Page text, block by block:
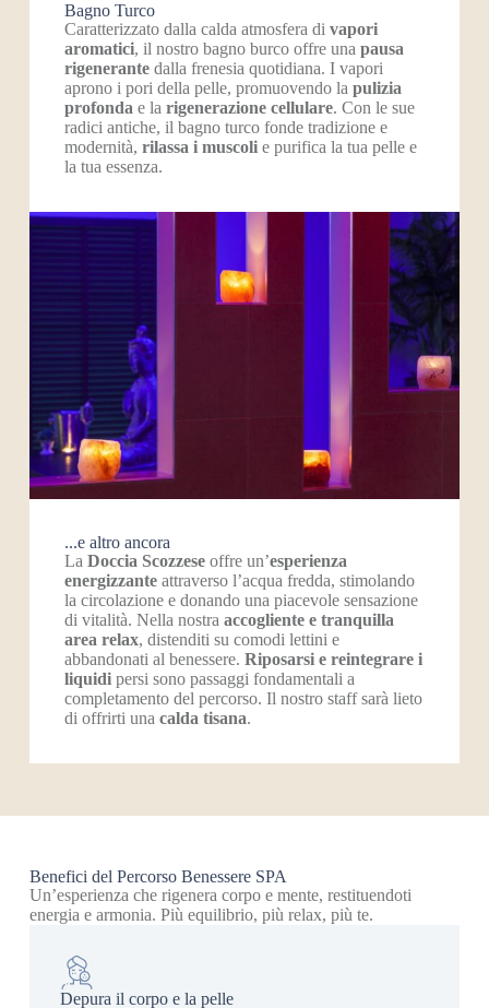
Bagno Turco
Caratterizzato dalla calda atmosfera di vapori
aromatici, il nostro bagno burco offre una pausa
rigenerantedalla frenesia quotidiana. I vapori
aprono i pori della pelle, promuovendo la pulizia
profondae la rigenerazione cellulare. Con le sue
radici antiche, il bagno turco fonde tradizione e
modernità, rilassa i muscolie purifica la tua pelle e
la tua essenza.
...e altro ancora
La Doccia Scozzeseoffre un’esperienza
energizzanteattraverso l’acqua fredda, stimolando
la circolazione e donando una piacevole sensazione
di vitalità. Nella nostra accogliente e tranquilla
area relax, distenditi su comodi lettini e
abbandonati al benessere. Riposarsi e reintegrare i
liquidipersi sono passaggi fondamentali a
completamento del percorso. Il nostro staff sarà lieto
di offrirti una calda tisana.
Benefici del Percorso Benessere SPA
Un’esperienza che rigenera corpo e mente, restituendoti
energia e armonia. Più equilibrio, più relax, più te.
Depura il corpo e la pelle